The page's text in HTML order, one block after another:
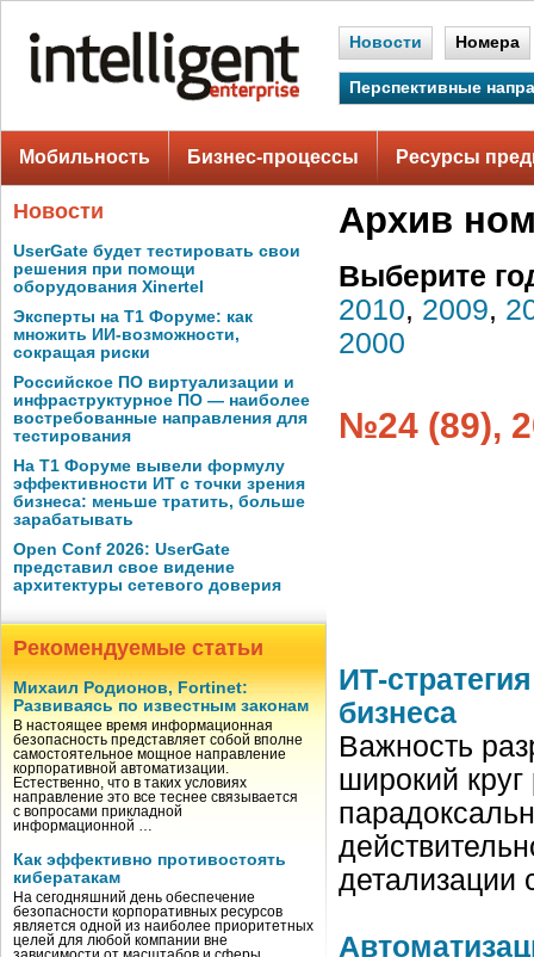
Новости Номера
Перспективные
Мобильность Бизнес-процессы Ресурсы
Новости
UserGate будет тестировать свои
решения при помощи
оборудования Xinertel
Эксперты на Т1 Форуме: как
множить ИИ-возможности,
сокращая риски
Российское ПО виртуализации и
инфраструктурное ПО — наиболее
востребованные направления для
тестирования
На Т1 Форуме вывели формулу
эффективности ИТ с точки зрения
бизнеса: меньше тратить, больше
зарабатывать
Open Conf 2026: UserGate
представил свое видение
архитектуры сетевого доверия
Рекомендуемые статьи
Михаил Родионов, Fortinet:
Развиваясь по известным законам
В настоящее время информационная
безопасность представляет собой вполне
самостоятельное мощное направление
корпоративной автоматизации.
Естественно, что в таких условиях
направление это все теснее связывается
с вопросами прикладной
информационной …
Как эффективно противостоять
кибератакам
На сегодняшний день обеспечение
безопасности корпоративных ресурсов
является одной из наиболее приоритетных
целей для любой компании вне
Архив
Выберите
2010, 2009,
2000
№24 (89),
ИТ-
бизнеса
Важность
широкий круг
детализации